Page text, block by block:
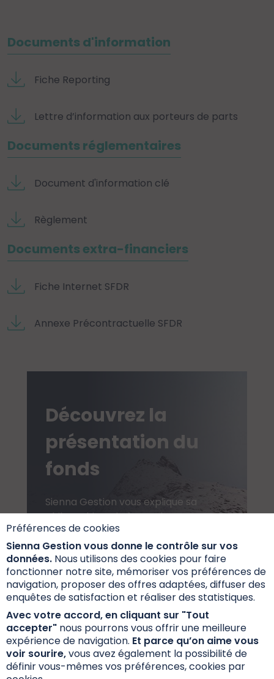
Préférences de cookies
Sienna Gestion vous donne le contrôle sur vos
données. Nous utilisons des cookies pour faire
fonctionner notre site, mémoriser vos préférences de
navigation, proposer des offres adaptées, diffuser des
enquêtes de satisfaction et réaliser des statistiques.
Avec votre accord, en cliquant sur "Tout
accepter" nous pourrons vous offrir une meilleure
expérience de navigation. Et parce qu’on aime vous
voir sourire,vous avez également la possibilité de
définir vous-mêmes vos préférences, cookies par
Documents d'information
Fiche Reporting
Lettre d’information aux porteurs de parts
Documents réglementaires
Document d'information clé
Règlement
Documents extra-financiers
Fiche Internet SFDR
Annexe Précontractuelle SFDR
Découvrez la
présentation du
fonds
Sienna Gestion vous explique sa
philosophie et la façon dont ses
équipes s'occupent de vos fonds
du quotidien.
Découvrir